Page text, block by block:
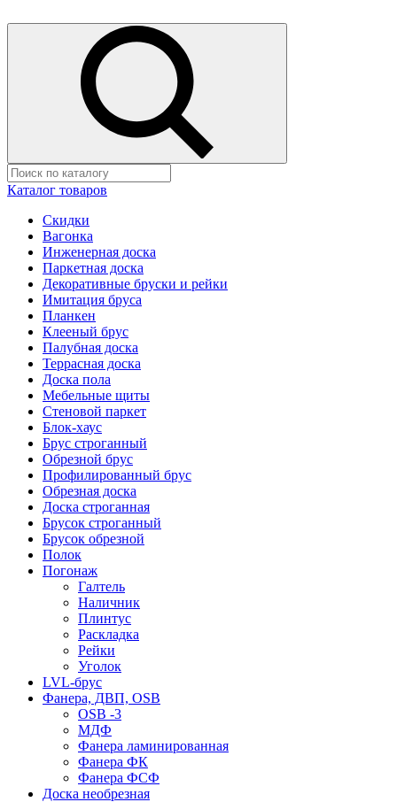
Каталог товаров
Скидки
Вагонка
Инженерная доска
Паркетная доска
Декоративные бруски и рейки
Имитация бруса
Планкен
Клееный брус
Палубная доска
Террасная доска
Доска пола
Мебельные щиты
Стеновой паркет
Блок-хаус
Брус строганный
Обрезной брус
Профилированный брус
Обрезная доска
Доска строганная
Брусок строганный
Брусок обрезной
Полок
Погонаж
Галтель
Наличник
Плинтус
Раскладка
Рейки
Уголок
LVL-брус
Фанера, ДВП, OSB
OSB -3
МДФ
Фанера ламинированная
Фанера ФК
Фанера ФСФ
Доска необрезная